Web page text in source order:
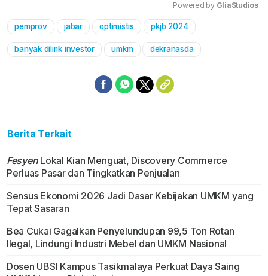
Powered by GliaStudios
pemprov jabar optimistis pkjb 2024
banyak dilirik investor umkm dekranasda
Berita Terkait
FesyenLokal Kian Menguat, Discovery Commerce
Perluas Pasar dan Tingkatkan Penjualan
Sensus Ekonomi 2026 Jadi Dasar Kebijakan UMKM yang
Tepat Sasaran
Bea Cukai Gagalkan Penyelundupan 99,5 Ton Rotan
Ilegal, Lindungi Industri Mebel dan UMKM Nasional
Dosen UBSI Kampus Tasikmalaya Perkuat Daya Saing